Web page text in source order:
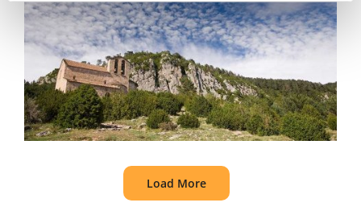
Load More